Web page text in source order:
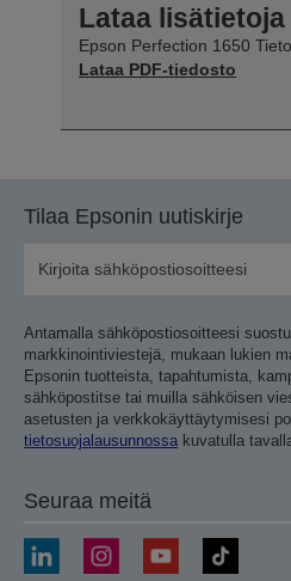
Lataa lisätietoja
Epson Perfection 1650
Lataa PDF-tiedosto
Tilaa Epsonin uutiskirje
Antamalla sähköpostiosoitteesi
markkinointiviestejä, mukaan lukien
Epsonin tuotteista, tapahtumista,
sähköpostitse tai muilla sähköisen
asetusten ja verkkokäyttäytymisesi
tietosuojalausunnossa kuvatulla
Seuraa meitä